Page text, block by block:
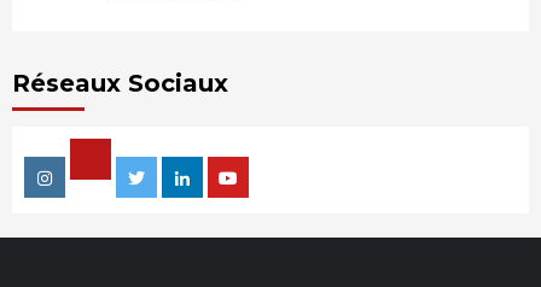
Réseaux Sociaux
Instagram
Facebook
TwitterLinkedin